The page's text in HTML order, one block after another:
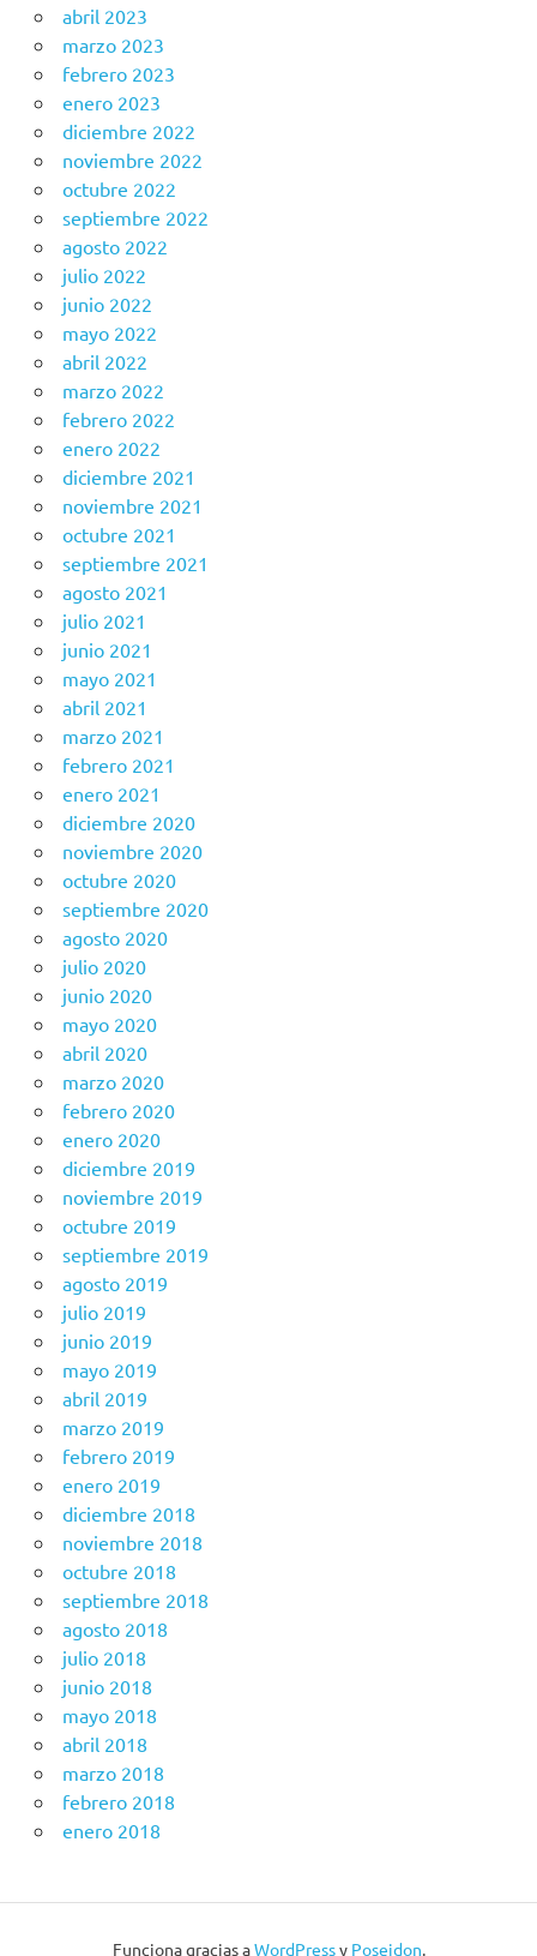
abril 2023
marzo 2023
febrero 2023
enero 2023
diciembre 2022
noviembre 2022
octubre 2022
septiembre 2022
agosto 2022
julio 2022
junio 2022
mayo 2022
abril 2022
marzo 2022
febrero 2022
enero 2022
diciembre 2021
noviembre 2021
octubre 2021
septiembre 2021
agosto 2021
julio 2021
junio 2021
mayo 2021
abril 2021
marzo 2021
febrero 2021
enero 2021
diciembre 2020
noviembre 2020
octubre 2020
septiembre 2020
agosto 2020
julio 2020
junio 2020
mayo 2020
abril 2020
marzo 2020
febrero 2020
enero 2020
diciembre 2019
noviembre 2019
octubre 2019
septiembre 2019
agosto 2019
julio 2019
junio 2019
mayo 2019
abril 2019
marzo 2019
febrero 2019
enero 2019
diciembre 2018
noviembre 2018
octubre 2018
septiembre 2018
agosto 2018
julio 2018
junio 2018
mayo 2018
abril 2018
marzo 2018
febrero 2018
enero 2018
Funciona gracias aWordPressy Poseidon.